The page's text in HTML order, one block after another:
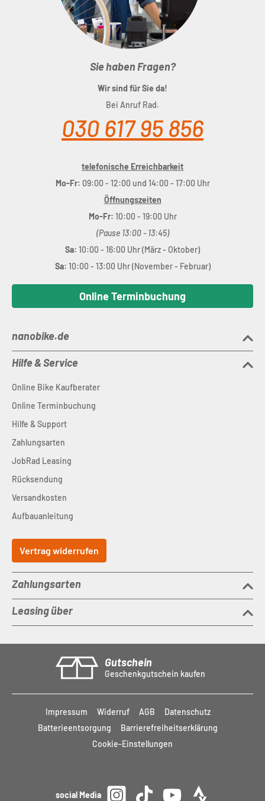
Sie haben Fragen?
Wir sind für Sie da!
Bei Anruf Rad.
030 617 95 856
telefonische Erreichbarkeit
Mo-Fr: 09:00 - 12:00 und 14:00 - 17:00 Uhr
Öffnungszeiten
Mo-Fr: 10:00 - 19:00 Uhr
(Pause 13:00 - 13:45)
Sa: 10:00 - 16:00 Uhr (März - Oktober)
Sa: 10:00 - 13:00 Uhr (November - Februar)
Online Terminbuchung
nanobike.de
Hilfe & Service
Online Bike Kaufberater
Online Terminbuchung
Hilfe & Support
Zahlungsarten
JobRad Leasing
Rücksendung
Versandkosten
Aufbauanleitung
Vertrag widerrufen
Zahlungsarten
Leasing über
Gutschein
Geschenkgutschein kaufen
Impressum Widerruf AGB
Datenschutz
Batterieentsorgung
Barrierefreiheitserklärung
Cookie-Einstellungen
social Media